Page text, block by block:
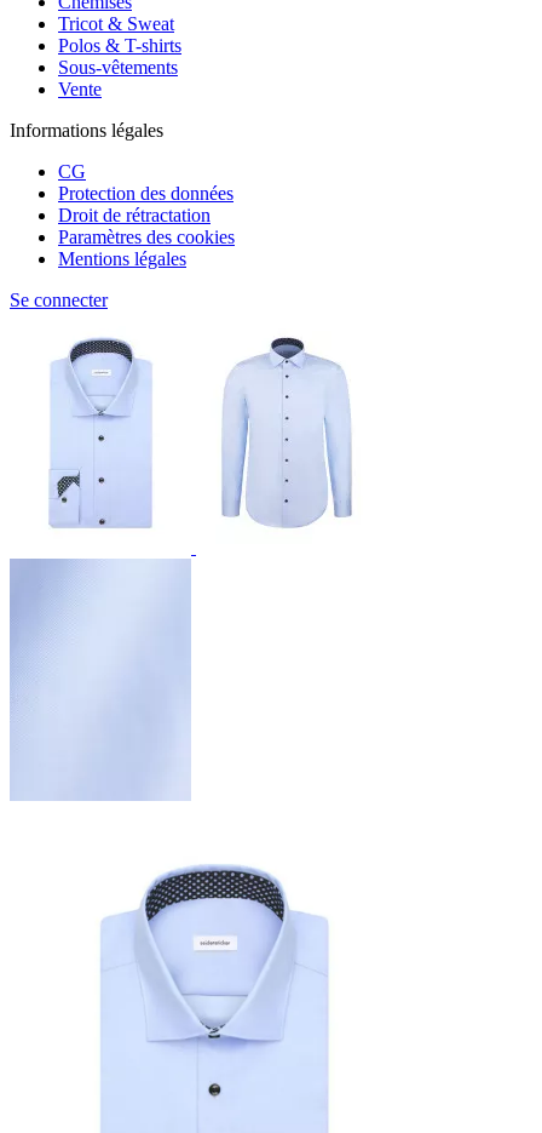
Tricot & Sweat
Polos & T-shirts
Sous-vêtements
Vente
Informations légales
CG
Protection des données
Droit de rétractation
Paramètres des cookies
Mentions légales
Se connecter